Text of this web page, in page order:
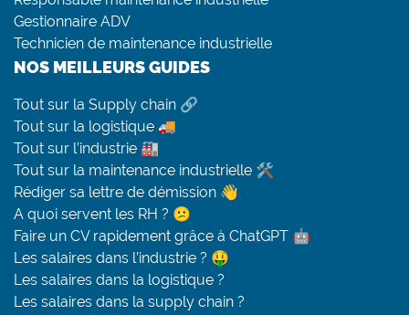
Gestionnaire ADV
Technicien de maintenance industrielle
NOS MEILLEURS GUIDES
Tout sur la Supply chain 🔗
Tout sur la logistique 🚚
Tout sur l’industrie 🏭
Tout sur la maintenance industrielle 🛠
Rédiger sa lettre de démission 👋
A quoi servent les RH ? 😕
Faire un CV rapidement grâce à ChatGPT 🤖
Les salaires dans l’industrie ? 🤑
Les salaires dans la logistique ?
Les salaires dans la supply chain ?